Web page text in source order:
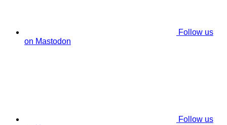
Follow us
on Mastodon
Follow us